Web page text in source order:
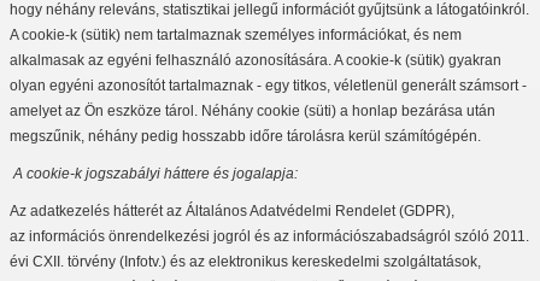
hogy néhány releváns, statisztikai jellegű információt gyűjtsünk a látogatóinkról.
A cookie-k (sütik) nem tartalmaznak személyes információkat, és nem
alkalmasak az egyéni felhasználó azonosítására. A cookie-k (sütik) gyakran
olyan egyéni azonosítót tartalmaznak - egy titkos, véletlenül generált számsort -
amelyet az Ön eszköze tárol. Néhány cookie (süti) a honlap bezárása után
megszűnik, néhány pedig hosszabb időre tárolásra kerül számítógépén.
A cookie-k jogszabályi háttere és jogalapja:
Az adatkezelés hátterét az Általános Adatvédelmi Rendelet (GDPR),
az információs önrendelkezési jogról és az információszabadságról szóló 2011.
évi CXII. törvény (Infotv.) és az elektronikus kereskedelmi szolgáltatások,